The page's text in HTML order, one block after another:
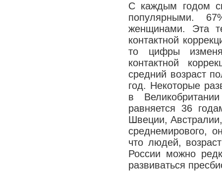
С каждым годом
популярными.
женщинами. Эта
контактной
то цифры
контактной
средний возраст
год. Некоторые
в
равняется 36
Швеции,
среднемирового,
что людей,
России можно
развиваться